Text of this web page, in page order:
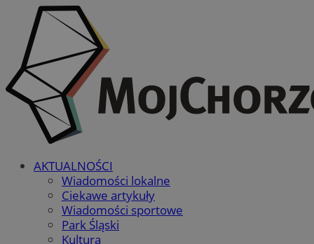
AKTUALNOŚCI
Wiadomości lokalne
Ciekawe artykuły
Wiadomości sportowe
Park Śląski
Kultura